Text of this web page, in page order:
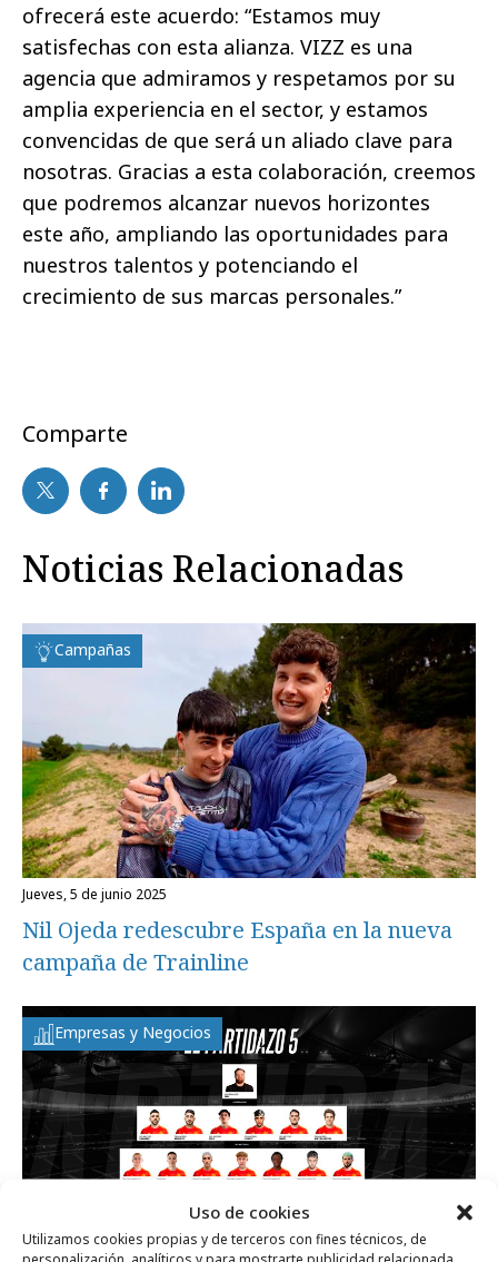
Uso de cookies
Utilizamos cookies propias y de terceros con fines técnicos, de
personalización, analíticos y para mostrarte publicidad relacionada
ofrecerá este acuerdo: “Estamos muy
satisfechas con esta alianza. VIZZ es una
agencia que admiramos y respetamos por su
amplia experiencia en el sector, y estamos
convencidas de que será un aliado clave para
nosotras. Gracias a esta colaboración, creemos
que podremos alcanzar nuevos horizontes
este año, ampliando las oportunidades para
nuestros talentos y potenciando el
crecimiento de sus marcas personales.”
Comparte
Noticias Relacionadas
Campañas
jueves, 5 de junio 2025
Nil Ojeda redescubre España en la nueva
campaña de Trainline
Empresas y Negocios